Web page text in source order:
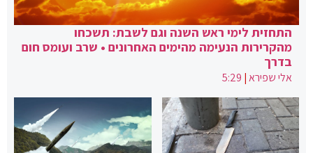
התחזית לימי ראש השנה וגם לשבת: תשכחו
מהקרירות הנעימה מהימים האחרונים • שרב ועומס חום
בדרך
אלי שפירא|
5:29